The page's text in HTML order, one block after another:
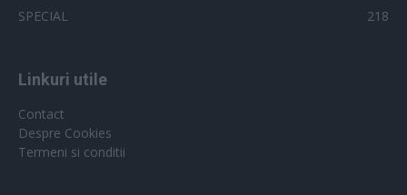
SPECIAL
218
Linkuri utile
Contact
Despre Cookies
Termeni si conditii